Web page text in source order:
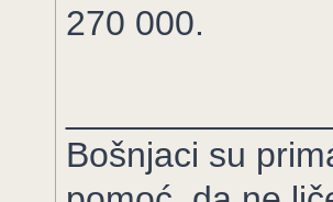
270 000.
Bošnjaci su